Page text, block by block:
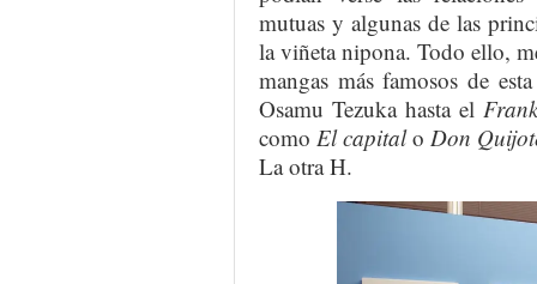
mutuas y algunas de las
la viñeta nipona. Todo ello,
mangas más famosos de
Osamu Tezuka hasta el
comoEl capitalo Don
La otra H.